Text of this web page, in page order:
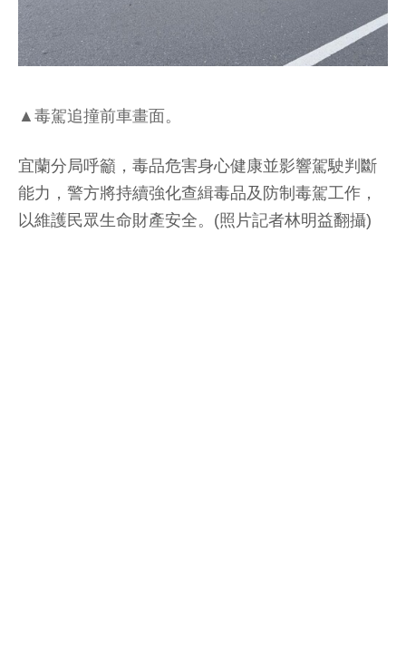
▲毒駕追撞前車畫面。
宜蘭分局呼籲，毒品危害身心健康並影響駕駛判斷
能力，警方將持續強化查緝毒品及防制毒駕工作，
以維護民眾生命財產安全。(照片記者林明益翻攝)